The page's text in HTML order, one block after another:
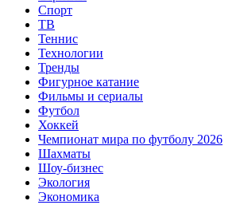
Спорт
ТВ
Теннис
Технологии
Тренды
Фигурное катание
Фильмы и сериалы
Футбол
Хоккей
Чемпионат мира по футболу 2026
Шахматы
Шоу-бизнес
Экология
Экономика